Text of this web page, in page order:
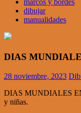
marcos y bordes
dibujar
manualidades
DIAS
28 noviembre, 2023
DIAS MUNDIALES
y niñas.